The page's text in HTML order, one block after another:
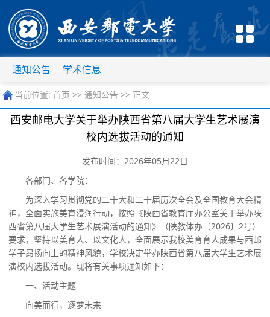
通知公告 学术信息
当前位置: 首页 >> 通知公告 >> 正文
西安邮电大学关于举办陕西省第八届大学生艺术展演
校内选拔活动的通知
发布时间：2026年05月22日
各部门、各学院：
为深入学习贯彻党的二十大和二十届历次全会及全国教育大会精
神，全面实施美育浸润行动，按照《陕西省教育厅办公室关于举办陕
西省第八届大学生艺术展演活动的通知》（陕教体办〔2026〕2号）
要求，坚持以美育人、以文化人，全面展示我校美育育人成果与西邮
学子昂扬向上的精神风貌，学校决定举办陕西省第八届大学生艺术展
演校内选拔活动。现将有关事项通知如下：
一、活动主题
向美而行，逐梦未来